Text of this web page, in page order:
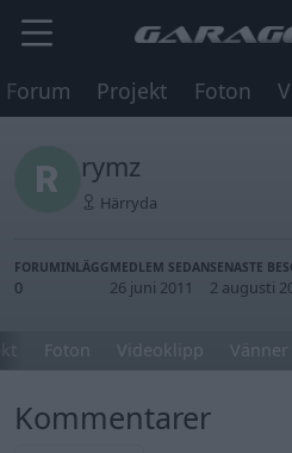
Forum Projekt Foton
rymz
Härryda
FORUMINLÄGG
0
MEDLEM SEDAN
26 juni 2011
SENASTE
2 augusti
Foton Videoklipp Vänner
Kommentarer